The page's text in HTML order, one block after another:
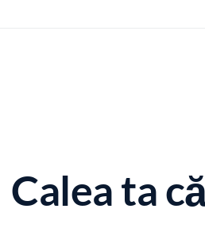
Calea ta